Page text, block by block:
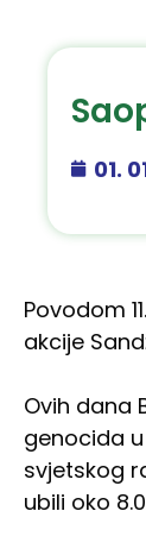
01.
Povodom
akcije
Ovih dana
genocida
svjetskog
ubili oko